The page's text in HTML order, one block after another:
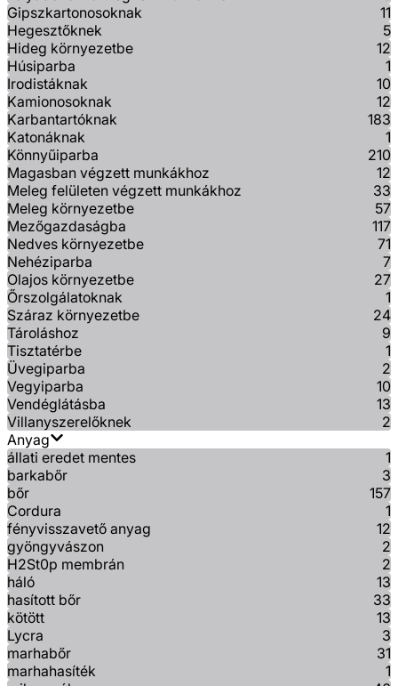
Gipszkartonosoknak
11
Hegesztőknek
5
Hideg környezetbe
12
Húsiparba
1
Irodistáknak
10
Kamionosoknak
12
Karbantartóknak
183
Katonáknak
1
Könnyűiparba
210
Magasban végzett munkákhoz
12
Meleg felületen végzett munkákhoz
33
Meleg környezetbe
57
Mezőgazdaságba
117
Nedves környezetbe
71
Nehéziparba
7
Olajos környezetbe
27
Őrszolgálatoknak
1
Száraz környezetbe
24
Tároláshoz
9
Tisztatérbe
1
Üvegiparba
2
Vegyiparba
10
Vendéglátásba
13
Villanyszerelőknek
2
Anyag
állati eredet mentes
1
barkabőr
3
bőr
157
Cordura
1
fényvisszavető anyag
12
gyöngyvászon
2
H2St0p membrán
2
háló
13
hasított bőr
33
kötött
13
Lycra
3
marhabőr
31
marhahasíték
1